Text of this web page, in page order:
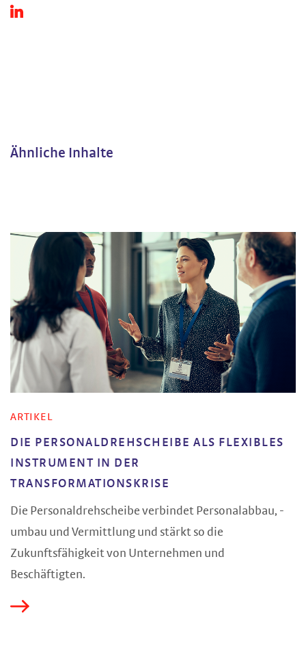
Ähnliche Inhalte
ARTIKEL
DIE PERSONALDREHSCHEIBE ALS FLEXIBLES
INSTRUMENT IN DER
TRANSFORMATIONSKRISE
Die Personaldrehscheibe verbindet Personalabbau, -
umbau und Vermittlung und stärkt so die
Zukunftsfähigkeit von Unternehmen und
Beschäftigten.